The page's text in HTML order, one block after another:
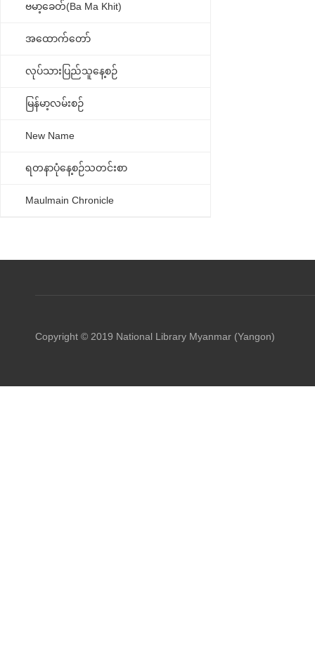
ဗမာ့ခေတ်(Ba Ma Khit)
အထောက်တော်
လုပ်သားပြည်သူနေ့စဉ်
မြန်မာ့လမ်းစဉ်
New Name
ရတနာပုံနေ့စဉ်သတင်းစာ
Maulmain Chronicle
Copyright © 2019 National Library Myanmar (Yangon)